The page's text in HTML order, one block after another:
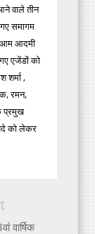
वाले तीन
समागम
आम आदमी
एजेंडों को
शर्मा ,
रमन,
प्रमुख
को लेकर
वार्षिक